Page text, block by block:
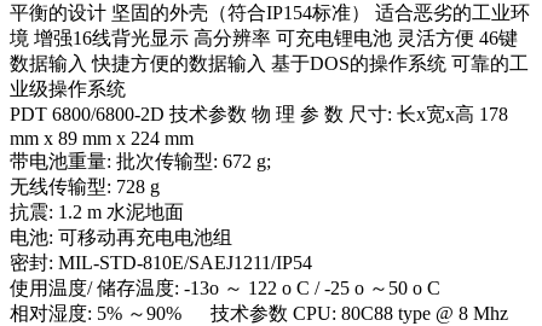
平衡的设计 坚固的外壳（符合IP154标准） 适合恶劣的工业环
境 增强16线背光显示 高分辨率 可充电锂电池 灵活方便 46键
数据输入 快捷方便的数据输入 基于DOS的操作系统 可靠的工
业级操作系统
PDT 6800/6800-2D 技术参数 物 理 参 数 尺寸: 长x宽x高 178
mm x 89 mm x 224 mm
带电池重量: 批次传输型: 672 g;
无线传输型: 728 g
抗震: 1.2 m 水泥地面
电池: 可移动再充电电池组
密封: MIL-STD-810E/SAEJ1211/IP54
使用温度/ 储存温度: -13o ～ 122 o C / -25 o ～50 o C
相对湿度: 5% ～90% 技术参数 CPU: 80C88 type @ 8 Mhz